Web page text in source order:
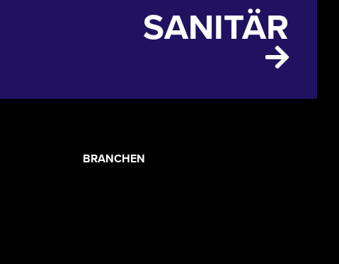
SANITÄR
PRODUCT
BRANCHEN